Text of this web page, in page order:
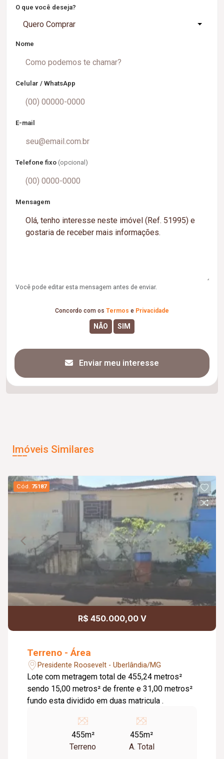
O que você deseja?
Quero Comprar
Nome
Celular / WhatsApp
E-mail
Telefone fixo (opcional)
Mensagem
Você pode editar esta mensagem antes de enviar.
Concordo com os Termos e Privacidade
Enviar meu interesse
Imóveis Similares
Cód. 75187
R$ 450.000,00 V
Terreno - Área
Presidente Roosevelt - Uberlândia/MG
Lote com metragem total de 455,24 metros²
sendo 15,00 metros² de frente e 31,00 metros²
fundo esta dividido em duas matricula .
455m²
Terreno
455m²
A. Total